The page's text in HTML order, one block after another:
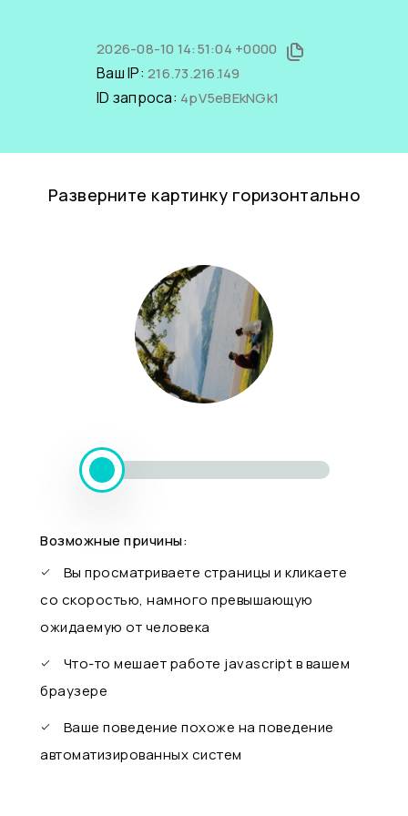
2026-08-10 14:51:04 +0000
Ваш IP: 216.73.216.149
ID запроса: 4pV5eBEkNGk1
Разверните картинку горизонтально
Возможные причины:
Вы просматриваете страницы и кликаете
со скоростью, намного превышающую
ожидаемую от человека
Что-то мешает работе javascript в вашем
браузере
Ваше поведение похоже на поведение
автоматизированных систем